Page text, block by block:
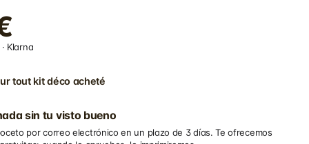
Klarna
tout kit déco acheté
sin tu visto bueno
por correo electrónico en un plazo de 3 días. Te ofrecemos